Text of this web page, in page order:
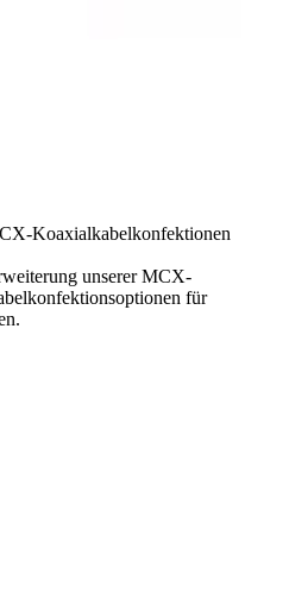
Koaxialkabelkonfektionen
unserer MCX-
für